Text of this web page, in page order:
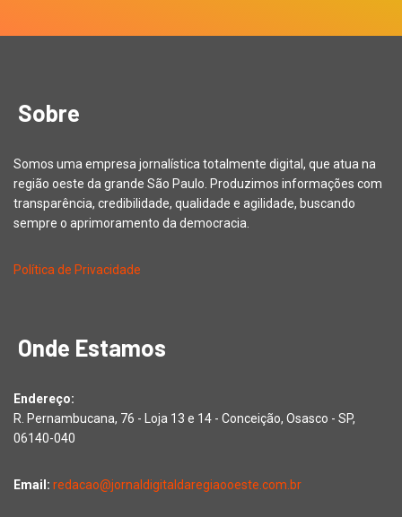
Sobre
Somos uma empresa jornalística totalmente digital, que atua na
região oeste da grande São Paulo. Produzimos informações com
transparência, credibilidade, qualidade e agilidade, buscando
sempre o aprimoramento da democracia.
Política de Privacidade
Onde Estamos
Endereço:
R. Pernambucana, 76 - Loja 13 e 14 - Conceição, Osasco - SP,
06140-040
Email: redacao@jornaldigitaldaregiaooeste.com.br